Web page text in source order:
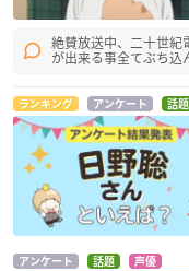
絶賛放送中、二十世紀
が出来る事全てぶち
ランキング アンケート 話題
アンケート 話題 声優